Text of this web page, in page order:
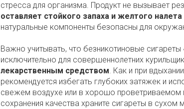
стресса для организма. Продукт не вызывает
оставляет стойкого запаха и желтого налета
натуральные компоненты безопасны для
Важно учитывать, что безникотиновые
исключительно для совершеннолетних
лекарственным средством. Как и при
рекомендуется избегать глубоких затяжек и
свежем воздухе или в хорошо проветриваемом
сохранения качества храните сигареты в